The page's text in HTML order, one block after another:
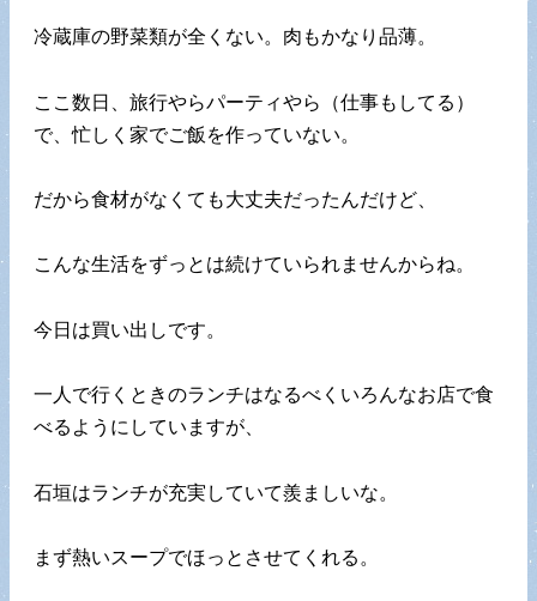
冷蔵庫の野菜類が全くない。肉もかなり品薄。
ここ数日、旅行やらパーティやら（仕事もしてる）
で、忙しく家でご飯を作っていない。
だから食材がなくても大丈夫だったんだけど、
こんな生活をずっとは続けていられませんからね。
今日は買い出しです。
一人で行くときのランチはなるべくいろんなお店で食
べるようにしていますが、
石垣はランチが充実していて羨ましいな。
まず熱いスープでほっとさせてくれる。